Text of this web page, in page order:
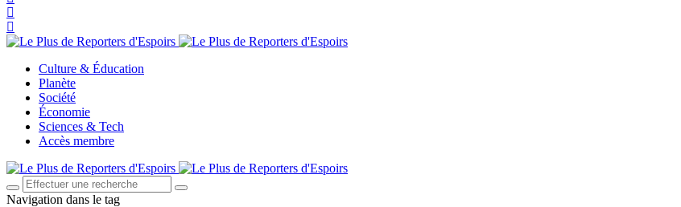
Culture & Éducation
Planète
Société
Économie
Sciences & Tech
Accès membre
Navigation dans le tag